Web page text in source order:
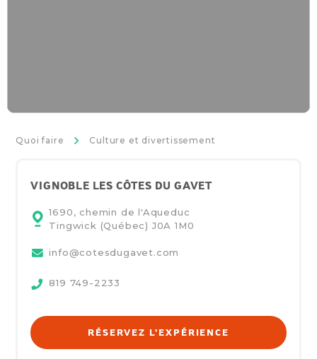
Quoi faire >
Culture et divertissement
VIGNOBLE LES CÔTES DU GAVET
1690, chemin de l'Aqueduc
Tingwick (Québec) J0A 1M0
info@cotesdugavet.com
819 749-2233
RÉSERVEZ L'EXPÉRIENCE